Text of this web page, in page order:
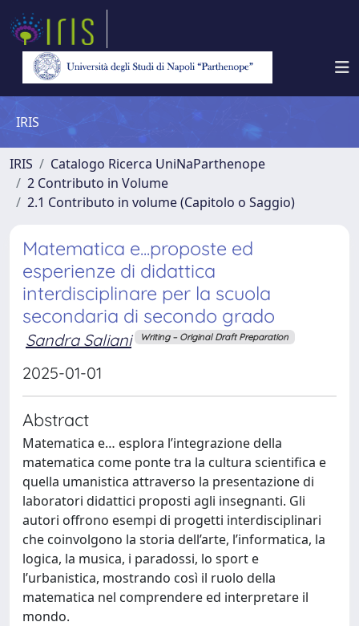
IRIS
IRIS
Catalogo Ricerca UniNaParthenope
2 Contributo in Volume
2.1 Contributo in volume (Capitolo o Saggio)
Matematica e...proposte ed
esperienze di didattica
interdisciplinare per la scuola
secondaria di secondo grado
Sandra Saliani Writing – Original Draft Preparation
2025-01-01
Abstract
Matematica e… esplora l’integrazione della
matematica come ponte tra la cultura scientifica e
quella umanistica attraverso la presentazione di
laboratori didattici proposti agli insegnanti. Gli
autori offrono esempi di progetti interdisciplinari
che coinvolgono la storia dell’arte, l’informatica, la
logica, la musica, i paradossi, lo sport e
l’urbanistica, mostrando così il ruolo della
matematica nel comprendere ed interpretare il
mondo.